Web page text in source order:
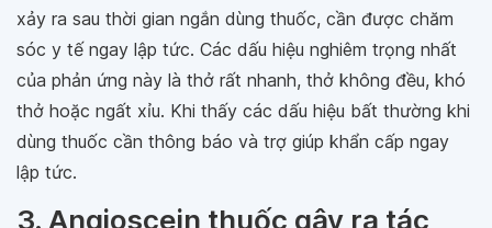
xảy ra sau thời gian ngắn dùng thuốc, cần được chăm
sóc y tế ngay lập tức. Các dấu hiệu nghiêm trọng nhất
của phản ứng này là thở rất nhanh, thở không đều, khó
thở hoặc ngất xỉu. Khi thấy các dấu hiệu bất thường khi
dùng thuốc cần thông báo và trợ giúp khẩn cấp ngay
lập tức.
3. Angioscein thuốc gây ra tác